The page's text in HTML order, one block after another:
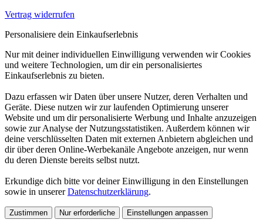
Vertrag widerrufen
Personalisiere dein Einkaufserlebnis
Nur mit deiner individuellen Einwilligung verwenden wir Cookies
und weitere Technologien, um dir ein personalisiertes
Einkaufserlebnis zu bieten.
Dazu erfassen wir Daten über unsere Nutzer, deren Verhalten und
Geräte. Diese nutzen wir zur laufenden Optimierung unserer
Website und um dir personalisierte Werbung und Inhalte anzuzeigen
sowie zur Analyse der Nutzungsstatistiken. Außerdem können wir
deine verschlüsselten Daten mit externen Anbietern abgleichen und
dir über deren Online-Werbekanäle Angebote anzeigen, nur wenn
du deren Dienste bereits selbst nutzt.
Erkundige dich bitte vor deiner Einwilligung in den Einstellungen
sowie in unsererDatenschutzerklärung.
Zustimmen Nur erforderliche Einstellungen anpassen